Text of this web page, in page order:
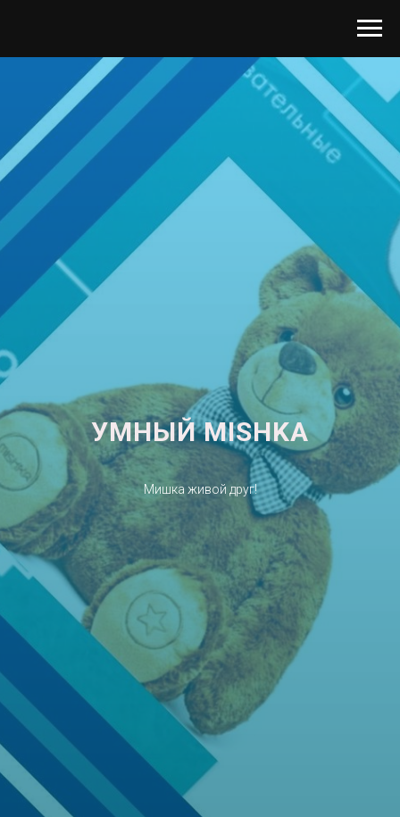
УМНЫЙ MISHKA
Мишка живой друг!